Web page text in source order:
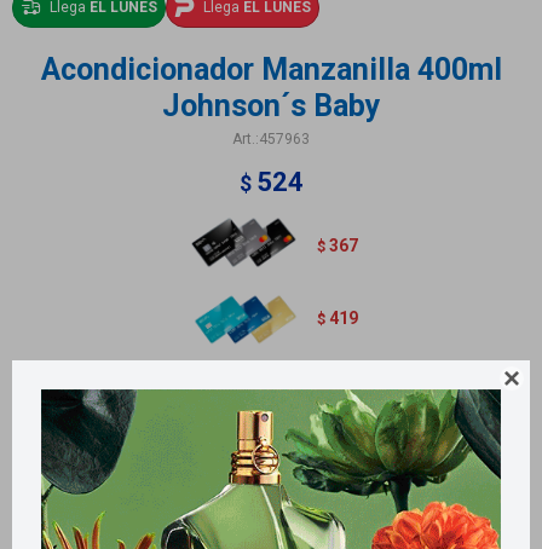

Llega EL LUNES Llega EL LUNES
Acondicionador Manzanilla 400ml
Johnson´s Baby
457963
$ 524
$ 367
$ 419
Contiene 400ml.
Métodos y costos de envío
Retiros gratuitos en tiendas